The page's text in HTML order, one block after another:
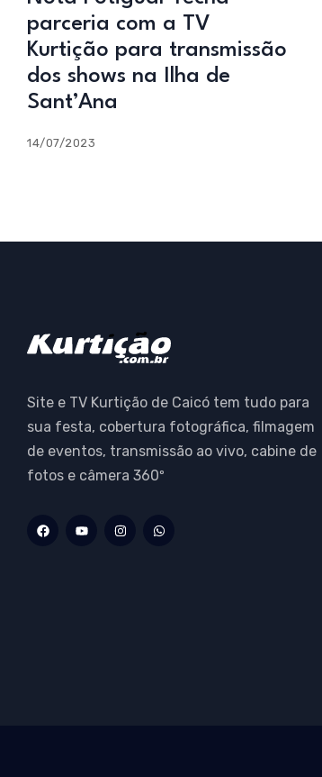
parceria com a TV
Kurtição para transmissão
dos shows na Ilha de
Sant’Ana
14/07/2023
Site e TV Kurtição de Caicó tem tudo para
sua festa, cobertura fotográfica, filmagem
de eventos, transmissão ao vivo, cabine de
fotos e câmera 360º